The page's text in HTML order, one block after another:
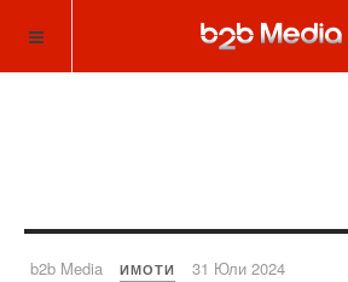
b2b Media ИМОТИ 31 Юли 2024